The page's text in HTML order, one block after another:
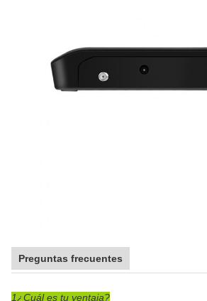
Preguntas frecuentes
1¿Cuál es tu ventaja?